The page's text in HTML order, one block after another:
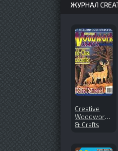
ЖУРНАЛ
Creative
Woodworks
& Crafts